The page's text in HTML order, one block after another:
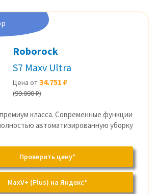
Roborock
S7 Maxv Ultra
Цена от34.751 ₽
(99.000 ₽)
класса. Современные функции
автоматизированную уборку
Проверить цену*
MaxV+ (Plus) на Яндекс*